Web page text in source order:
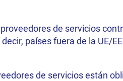
de servicios
países fuera de la UE/
de servicios están